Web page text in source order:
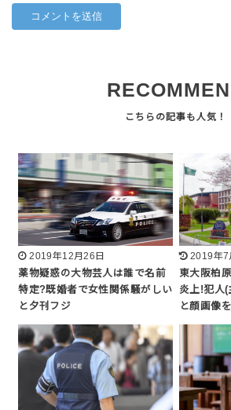
2019年12月26日
薬物疑惑の大物芸人は誰で名前
特定?既婚者で女性関係騒がしい
と夕刊フジ
2019年7
東大阪柏
炎上!犯人(
と顔画像